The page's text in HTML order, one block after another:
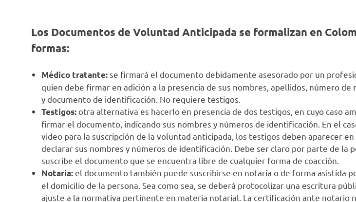
Los Documentos de Voluntad Anticipada se formalizan en
formas:
Médico tratante: se firmará el documento debidamente asesorado por un
quien debe firmar en adición a la presencia de sus nombres, apellidos, número de
y documento de identificación. No requiere testigos.
Testigos: otra alternativa es hacerlo en presencia de dos testigos, en cuyo caso
firmar el documento, indicando sus nombres y números de identificación. En el
video para la suscripción de la voluntad anticipada, los testigos deben aparecer en
declarar sus nombres y números de identificación. Debe ser claro por parte de la
suscribe el documento que se encuentra libre de cualquier forma de coacción.
Notaria: el documento también puede suscribirse en notaría o de forma asistida
el domicilio de la persona. Sea como sea, se deberá protocolizar una escritura
ajuste a la normativa pertinente en materia notarial. La certificación ante notario